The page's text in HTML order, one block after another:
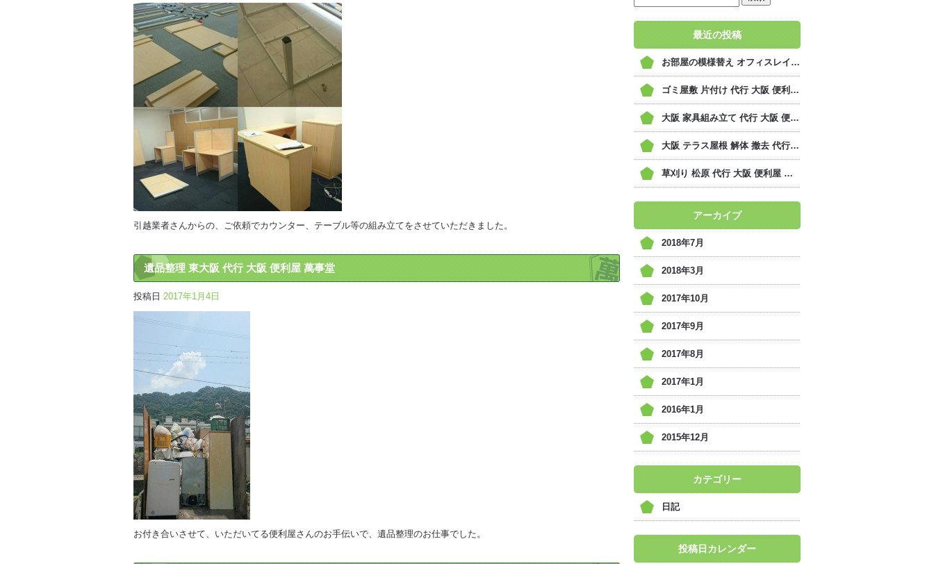
引越業者さんからの、ご依頼でカウンター、テーブル等の組み立てをさせていただきました。
遺品整理 東大阪 代行 大阪 便利屋 萬事堂
投稿日 2017年1月4日
お付き合いさせて、いただいてる便利屋さんのお手伝いで、遺品整理のお仕事でした。
最近の投稿
お部屋の模様替え オフィスレイアウト変更 代行 大阪 便利屋 萬事堂
ゴミ屋敷 片付け 代行 大阪 便利屋 萬事堂
大阪 家具組み立て 代行 大阪 便利屋 萬事堂
大阪 テラス屋根 解体 撤去 代行 大阪 便利屋 萬事堂
草刈り 松原 代行 大阪 便利屋 萬事堂
アーカイブ
2018年7月
2018年3月
2017年10月
2017年9月
2017年8月
2017年1月
2016年1月
2015年12月
カテゴリー
日記
投稿日カレンダー